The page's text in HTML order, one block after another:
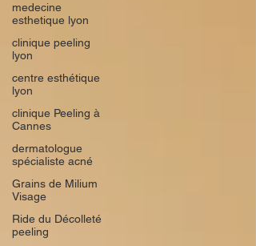
medecine
esthetique lyon
clinique peeling
lyon
centre esthétique
lyon
clinique Peeling à
Cannes
dermatologue
spécialiste acné
Grains de Milium
Visage
Ride du Décolleté
peeling